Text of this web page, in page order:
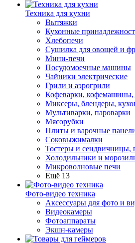
Техника для кухни
Вытяжки
Кухонные
Хлебопечи
Сушилка для овощей и
Мини-печи
Посудомоечные машины
Чайники электрические
Грили и аэрогрили
Кофеварки, кофемашины,
Миксеры, блендеры,
Мультиварки, пароварки
Мясорубки
Плиты и варочные
Соковыжималки
Тостеры и
Холодильники и
Микроволновые печи
Ещё 13
Фото-видео техника
Аксессуары для фото и
Видеокамеры
Фотоаппараты
Экшн-камеры